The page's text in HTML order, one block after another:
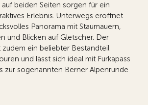
beiden Seiten sorgen für ein
Erlebnis. Unterwegs eröffnet
Panorama mit Staumauern,
und Blicken auf Gletscher. Der
zudem ein beliebter Bestandteil
und lässt sich ideal mit Furkapass
zur sogenannten Berner Alpenrunde